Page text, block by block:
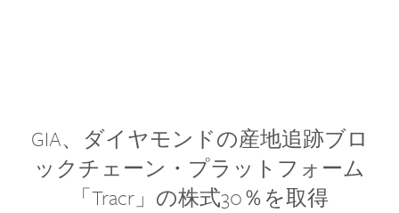
GIA、ダイヤモンドの産地追跡ブロ
ックチェーン・プラットフォーム
「Tracr」の株式30％を取得